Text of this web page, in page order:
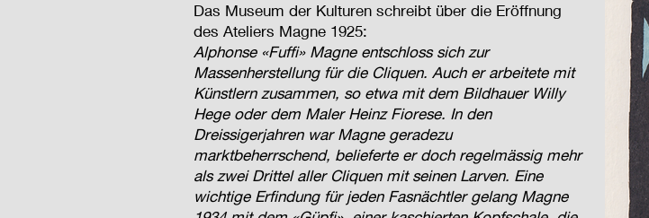
Das Museum der Kulturen schreibt über die Eröffnung
des Ateliers Magne 1925:
Alphonse «Fuffi» Magne entschloss sich zur
Massenherstellung für die Cliquen. Auch er arbeitete mit
Künstlern zusammen, so etwa mit dem Bildhauer Willy
Hege oder dem Maler Heinz Fiorese. In den
Dreissigerjahren war Magne geradezu
marktbeherrschend, belieferte er doch regelmässig mehr
als zwei Drittel aller Cliquen mit seinen Larven. Eine
wichtige Erfindung für jeden Fasnächtler gelang Magne